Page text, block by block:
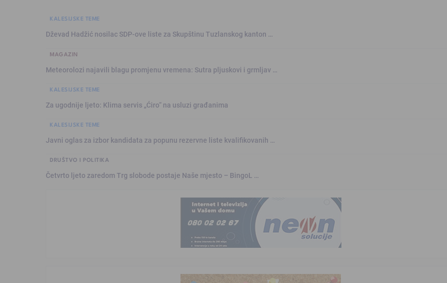
KALESIJSKE TEME
Dževad Hadžić nosilac SDP-ove liste za Skupštinu Tuzlanskog kanton …
MAGAZIN
Meteorolozi najavili blagu promjenu vremena: Sutra pljuskovi i grmljav …
KALESIJSKE TEME
Za ugodnije ljeto: Klima servis „Ćiro“ na usluzi građanima
KALESIJSKE TEME
Javni oglas za izbor kandidata za popunu rezervne liste kvalifikovanih …
DRUŠTVO I POLITIKA
Četvrto ljeto zaredom Trg slobode postaje Naše mjesto – BingoL …